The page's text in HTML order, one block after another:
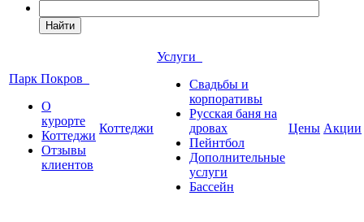
Найти
Парк Покров
О
курорте
Коттеджи
Отзывы
клиентов
Коттеджи
Услуги
Свадьбы и
корпоративы
Русская баня на
дровах
Пейнтбол
Дополнительные
услуги
Бассейн
Цены Акции